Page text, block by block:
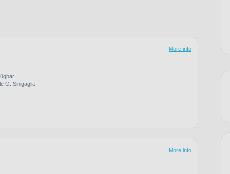
G. Sinigaglia
More info
More info